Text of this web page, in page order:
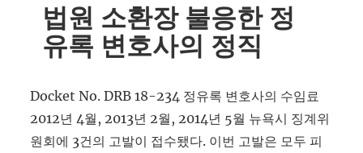
법원 소환장 불응한 정
유록 변호사의 정직
Docket No. DRB 18-234 정유록 변호사의 수임료
2012년 4월, 2013년 2월, 2014년 5월 뉴욕시 징계위
원회에 3건의 고발이 접수됐다. 이번 고발은 모두 피